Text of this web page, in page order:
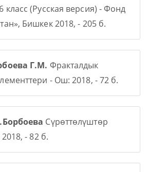
(Русская версия) - Фонд
Бишкек 2018, - 205 б.
Г.М. Фракталдык
- Ош: 2018, - 72 б.
Сүрөттөлүштөр
- 82 б.